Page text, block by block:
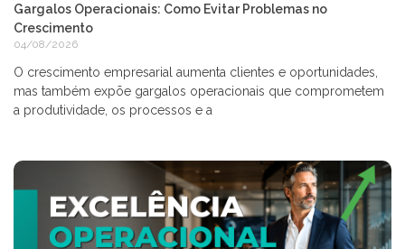
Gargalos Operacionais: Como Evitar Problemas no
Crescimento
04/08/2026
O crescimento empresarial aumenta clientes e oportunidades,
mas também expõe gargalos operacionais que comprometem
a produtividade, os processos e a